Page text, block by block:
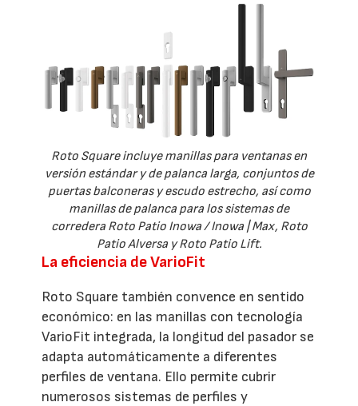
Roto Square incluye manillas para ventanas en
versión estándar y de palanca larga, conjuntos de
puertas balconeras y escudo estrecho, así como
manillas de palanca para los sistemas de
corredera Roto Patio Inowa / Inowa | Max, Roto
Patio Alversa y Roto Patio Lift.
La eficiencia de VarioFit
Roto Square también convence en sentido
económico: en las manillas con tecnología
VarioFit integrada, la longitud del pasador se
adapta automáticamente a diferentes
perfiles de ventana. Ello permite cubrir
numerosos sistemas de perfiles y